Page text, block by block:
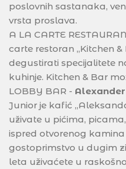
poslovnih sastanaka,
vrsta proslava.
A LA CARTE
carte restoran „Kitchen
degustirati specijalitete
kuhinje. Kitchen & Bar
LOBBY BAR - Alexander
Junior je kafić
uživate u pićima,
ispred otvorenog
gostoprimstvo u dugim
leta uživaćete u